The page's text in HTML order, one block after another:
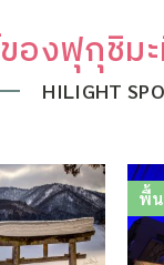
องฟุกุชิม
HILIGHT
พื้